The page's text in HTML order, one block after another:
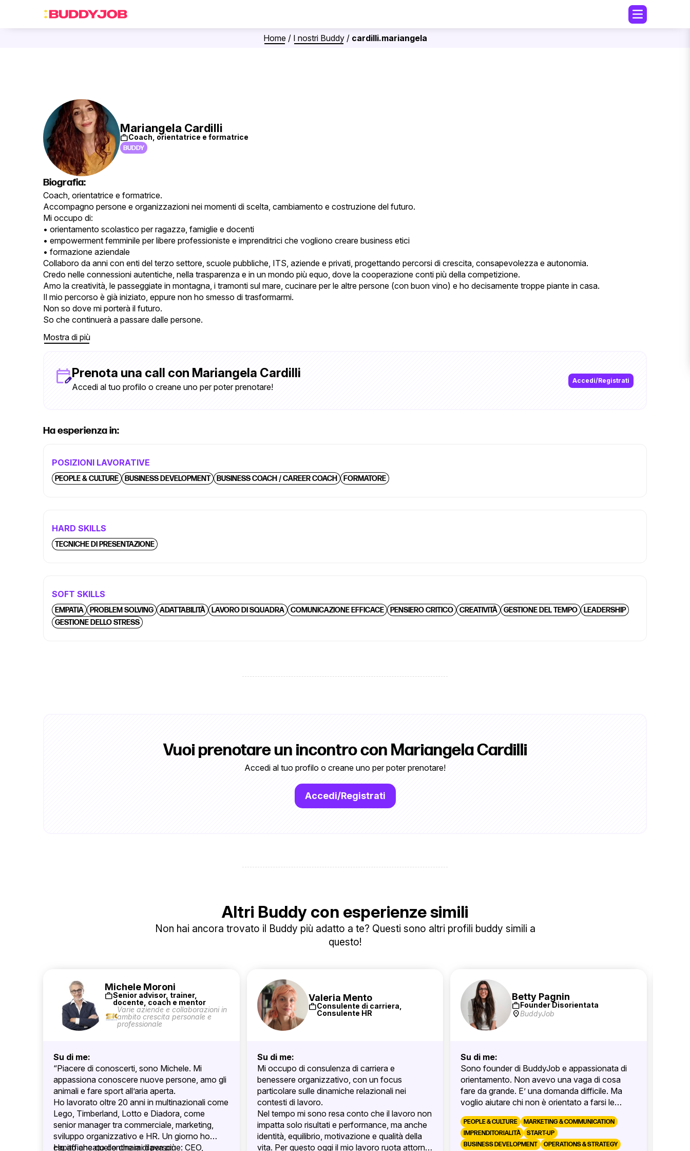
Home/ I nostri Buddy/ cardilli.mariangela
Mariangela Cardilli
workCoach, orientatrice e formatrice
BUDDY
Biografia:
Coach, orientatrice e formatrice.
Accompagno persone e organizzazioni nei momenti di scelta, cambiamento e costruzione del futuro.
Mi occupo di:
• orientamento scolastico per ragazzə, famiglie e docenti
• empowerment femminile per libere professioniste e imprenditrici che vogliono creare business etici
• formazione aziendale
Collaboro da anni con enti del terzo settore, scuole pubbliche, ITS, aziende e privati, progettando percorsi di crescita, consapevolezza e autonomia.
Credo nelle connessioni autentiche, nella trasparenza e in un mondo più equo, dove la cooperazione conti più della competizione.
Amo la creatività, le passeggiate in montagna, i tramonti sul mare, cucinare per le altre persone (con buon vino) e ho decisamente troppe piante in casa.
Il mio percorso è già iniziato, eppure non ho smesso di trasformarmi.
Non so dove mi porterà il futuro.
So che continuerà a passare dalle persone.
Mostra di più
Prenota una call con Mariangela Cardilli
Accedi al tuo profilo o creane uno per poter prenotare!
Accedi/Registrati
Ha esperienza in:
POSIZIONI LAVORATIVE
PEOPLE & CULTURE BUSINESS DEVELOPMENT BUSINESS COACH / CAREER COACH FORMATORE
HARD SKILLS
TECNICHE DI PRESENTAZIONE
SOFT SKILLS
EMPATIA PROBLEM SOLVING ADATTABILITÀ LAVORO DI SQUADRA COMUNICAZIONE EFFICACE PENSIERO CRITICO CREATIVITÀ GESTIONE DEL TEMPO
LEADERSHIP
GESTIONE DELLO STRESS
Vuoi prenotare un incontro con Mariangela Cardilli
Accedi al tuo profilo o creane uno per poter prenotare!
Accedi/Registrati
Altri Buddy con esperienze simili
Non hai ancora trovato il Buddy più adatto a te? Questi sono altri profili buddy simili a
questo!
Michele Moroni
workSenior advisor, trainer,
docente, coach e mentor
Varie aziende e collaborazioni in
ambito crescita personale e
professionale
Su di me:
“Piacere di conoscerti, sono Michele. Mi
appassiona conoscere nuove persone, amo gli
animali e fare sport all’aria aperta.
Ho lavorato oltre 20 anni in multinazionali come
Lego, Timberland, Lotto e Diadora, come
senior manager tra commerciale, marketing,
sviluppo organizzativo e HR. Un giorno ho
capito che quello che mi dava più
Ho affiancato centinaia di persone: CEO,
Valeria Mento
workConsulente di carriera,
Consulente HR
Su di me:
Mi occupo di consulenza di carriera e
benessere organizzativo, con un focus
particolare sulle dinamiche relazionali nei
contesti di lavoro.
Nel tempo mi sono resa conto che il lavoro non
impatta solo risultati e performance, ma anche
identità, equilibrio, motivazione e qualità della
vita. Per questo oggi il mio lavoro ruota attorno
Betty Pagnin
workFounder Disorientata
location_onBuddyJob
Su di me:
Sono founder di BuddyJob e appassionata di
orientamento. Non avevo una vaga di cosa
fare da grande. E’ una domanda difficile. Ma
voglio aiutare chi non è orientato a farsi le
domande giuste ed esplorare le possibilità. Nel
mio percorso professionale c’è il turismo, ci
sono le risorse umane e ci sono le community
PEOPLE & CULTURE
MARKETING & COMMUNICATION
IMPRENDITORIALITÀ
START-UP
BUSINESS DEVELOPMENT
OPERATIONS & STRATEGY